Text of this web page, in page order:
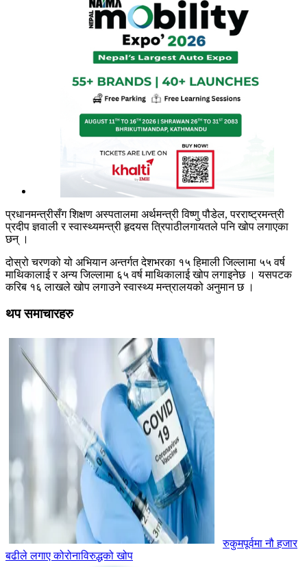
प्रधानमन्त्रीसँग शिक्षण अस्पतालमा अर्थमन्त्री विष्णु पौडेल, परराष्ट्रमन्त्री
प्रदीप ज्ञवाली र स्वास्थ्यमन्त्री हृदयस त्रिपाठीलगायतले पनि खोप लगाएका
छन् ।
दोस्रो चरणको यो अभियान अन्तर्गत देशभरका १५ हिमाली जिल्लामा ५५ वर्ष
माथिकालाई र अन्य जिल्लामा ६५ वर्ष माथिकालाई खोप लगाइनेछ । यसपटक
करिब १६ लाखले खोप लगाउने स्वास्थ्य मन्त्रालयको अनुमान छ ।
थप समाचारहरु
रुकुमपूर्वमा नौ हजार
बढीले लगाए कोरोनाविरुद्धको खोप